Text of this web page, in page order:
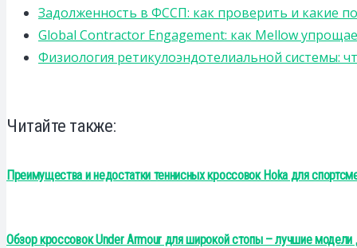
Задолженность в ФССП: как проверить и какие
Global Contractor Engagement: как Mellow
Физиология ретикулоэндотелиальной системы:
Читайте также:
Преимущества и недостатки теннисных кроссовок Hoka для
Обзор кроссовок Under Armour для широкой стопы – лучшие модели